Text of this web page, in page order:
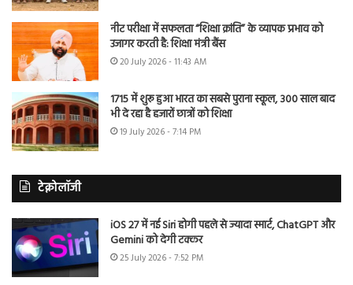
नीट परीक्षा में सफलता “शिक्षा क्रांति” के व्यापक प्रभाव को
उजागर करती है: शिक्षा मंत्री बैंस
20 July 2026 - 11:43 AM
1715 में शुरू हुआ भारत का सबसे पुराना स्कूल, 300 साल बाद
भी दे रहा है हजारों छात्रों को शिक्षा
19 July 2026 - 7:14 PM
टेक्नोलॉजी
iOS 27 में नई Siri होगी पहले से ज्यादा स्मार्ट, ChatGPT और
Gemini को देगी टक्कर
25 July 2026 - 7:52 PM